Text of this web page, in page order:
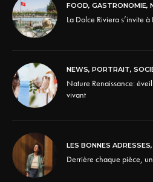
FOOD, GASTRONOMIE,
La Dolce Riviera s’invite à
NEWS, PORTRAIT,
Nature Renaissance:
vivant
LES BONNES ADRESSES,
Derrière chaque pièce,